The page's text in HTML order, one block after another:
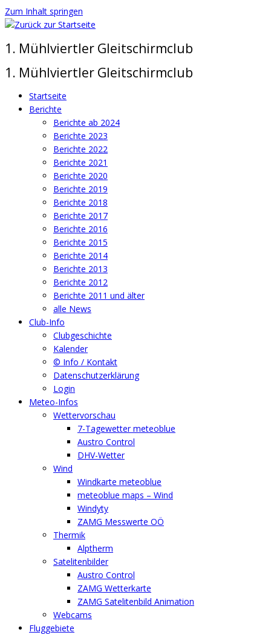
Zum Inhalt springen
1. Mühlviertler Gleitschirmclub
1. Mühlviertler Gleitschirmclub
Startseite
Berichte
Berichte ab 2024
Berichte 2023
Berichte 2022
Berichte 2021
Berichte 2020
Berichte 2019
Berichte 2018
Berichte 2017
Berichte 2016
Berichte 2015
Berichte 2014
Berichte 2013
Berichte 2012
Berichte 2011 und älter
alle News
Club-Info
Clubgeschichte
Kalender
© Info / Kontakt
Datenschutzerklärung
Login
Meteo-Infos
Wettervorschau
7-Tagewetter meteoblue
Austro Control
DHV-Wetter
Wind
Windkarte meteoblue
meteoblue maps – Wind
Windyty
ZAMG Messwerte OÖ
Thermik
Alptherm
Satelitenbilder
Austro Control
ZAMG Wetterkarte
ZAMG Satelitenbild Animation
Webcams
Fluggebiete